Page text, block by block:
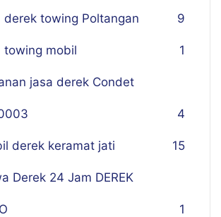
derek towing Poltangan 9
towing mobil 1
jasa derek Condet
4
derek keramat jati 15
Derek 24 Jam DEREK
1